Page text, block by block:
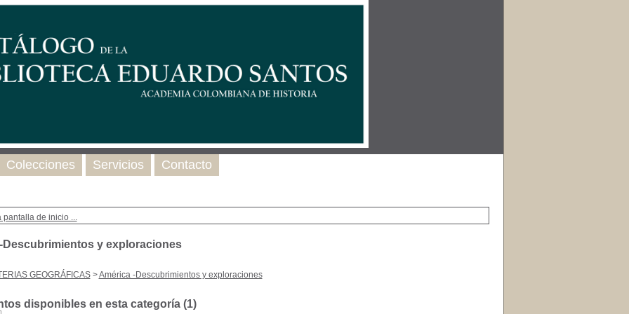
pantalla de inicio ...
Descubrimientos y exploraciones
GEOGRÁFICAS>América -Descubrimientos y exploraciones
disponibles en esta categoría (1)
Colecciones Servicios Contacto